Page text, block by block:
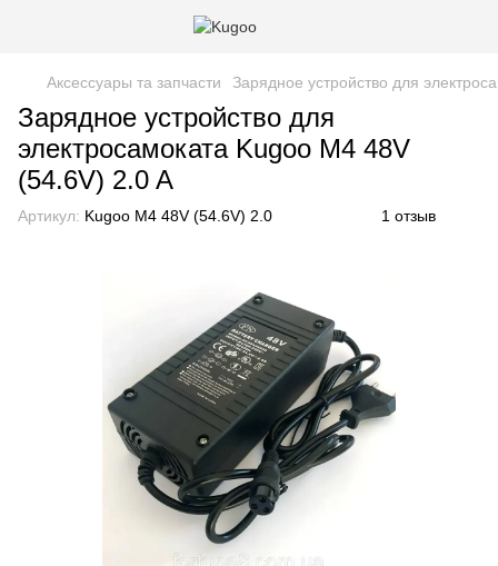
Аксессуары та запчасти Зарядное устройство для
Зарядное устройство для
электросамоката Kugoo M4 48V
(54.6V) 2.0 A
Артикул: Kugoo M4 48V (54.6V) 2.0 1 отзыв